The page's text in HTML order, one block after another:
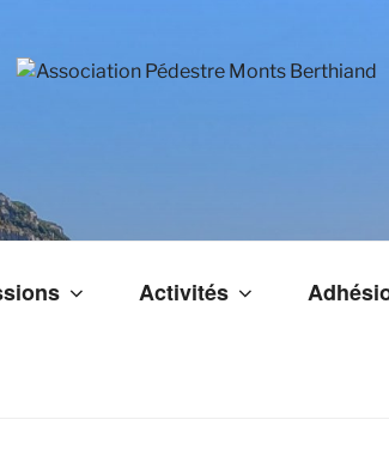
ASSOCIATION
Activités